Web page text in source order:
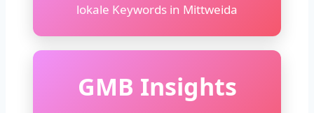
lokale Keywords in Mittweida
GMB Insights